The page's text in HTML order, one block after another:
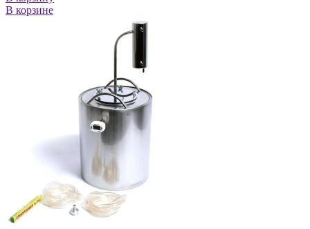
В корзине